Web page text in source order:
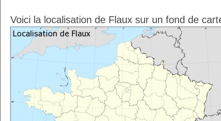
Voici la localisation de Flaux sur un fond de